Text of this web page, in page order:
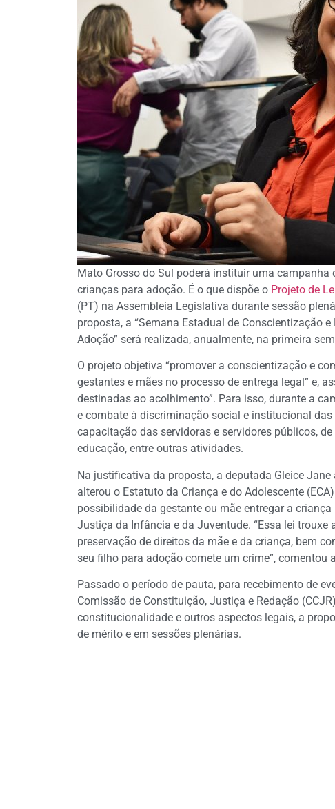
Mato Grosso do Sul poderá instituir uma campanha
crianças para adoção. É o que dispõe o Projeto de
(PT) na Assembleia Legislativa durante sessão
proposta, a “Semana Estadual de Conscientização
Adoção” será realizada, anualmente, na primeira
O projeto objetiva “promover a conscientização e
gestantes e mães no processo de entrega legal” e,
destinadas ao acolhimento”. Para isso, durante a
e combate à discriminação social e institucional
capacitação das servidoras e servidores públicos,
educação, entre outras atividades.
Na justificativa da proposta, a deputada Gleice
alterou o Estatuto da Criança e do Adolescente
possibilidade da gestante ou mãe entregar a
Justiça da Infância e da Juventude. “Essa lei
preservação de direitos da mãe e da criança, bem
seu filho para adoção comete um crime”, comentou
Passado o período de pauta, para recebimento de
Comissão de Constituição, Justiça e Redação
constitucionalidade e outros aspectos legais, a
de mérito e em sessões plenárias.